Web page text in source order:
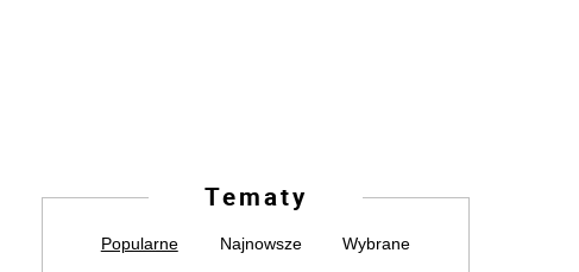
Tematy
Popularne Najnowsze Wybrane